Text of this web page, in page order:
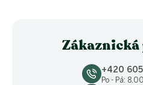
+420
Po - Pá: